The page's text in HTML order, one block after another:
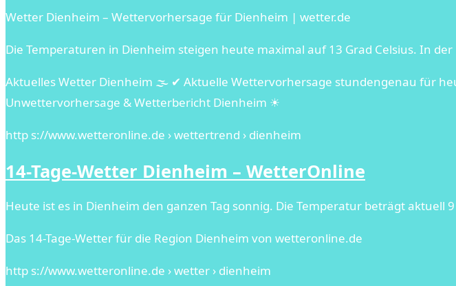
Wetter Dienheim – Wettervorhersage für Dienheim | wetter.de
Die Temperaturen in Dienheim steigen heute maximal auf 13 Grad Celsius. In
Aktuelles Wetter Dienheim 🌫️ ✔ Aktuelle Wettervorhersage stundengenau für
Unwettervorhersage & Wetterbericht Dienheim ☀
http s://www.wetteronline.de › wettertrend › dienheim
14-Tage-Wetter Dienheim – WetterOnline
Heute ist es in Dienheim den ganzen Tag sonnig. Die Temperatur beträgt aktuell
Das 14-Tage-Wetter für die Region Dienheim von wetteronline.de
http s://www.wetteronline.de › wetter › dienheim